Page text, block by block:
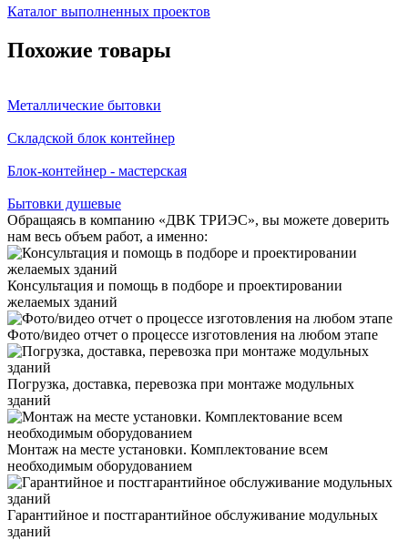
Каталог выполненных проектов
Похожие товары
Металлические бытовки
Складской блок контейнер
Блок-контейнер - мастерская
Бытовки душевые
Обращаясь в компанию «ДВК ТРИЭС», вы можете доверить
нам весь объем работ, а именно:
Консультация и помощь в подборе и проектировании
желаемых зданий
Фото/видео отчет о процессе изготовления на любом этапе
Погрузка, доставка, перевозка при монтаже модульных
зданий
Монтаж на месте установки. Комплектование всем
необходимым оборудованием
Гарантийное и постгарантийное обслуживание модульных
зданий